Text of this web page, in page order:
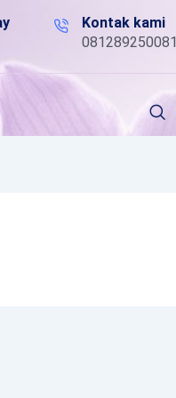
Kontak kami
081289250081